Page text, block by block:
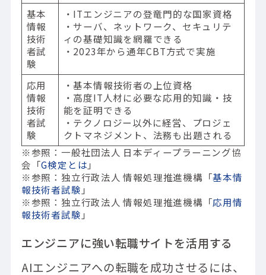
基本
情報
技術
者試
験
・ITエンジニアの登竜門的な国家資格
・サーバ、ネットワーク、セキュリテ
ィの基礎知識を網羅できる
・2023年から通年CBT方式で実施
応用
情報
技術
者試
験
・基本情報技術者の上位資格
・高度IT人材に必要な応用的知識・技
能を証明できる
・テクノロジー以外に経営、プロジェ
クトマネジメント、法務も出題される
※参照：一般社団法人 日本ディープラーニング協
会「G検定とは 」
※参照：独立行政法人 情報処理推進機構「基本情
報技術者試験 」
※参照：独立行政法人 情報処理推進機構「応用情
報技術者試験 」
エンジニアに強い転職サイトを活用する
AIエンジニアへの転職を成功させるには、